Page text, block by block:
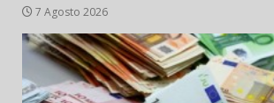
7 Agosto 2026